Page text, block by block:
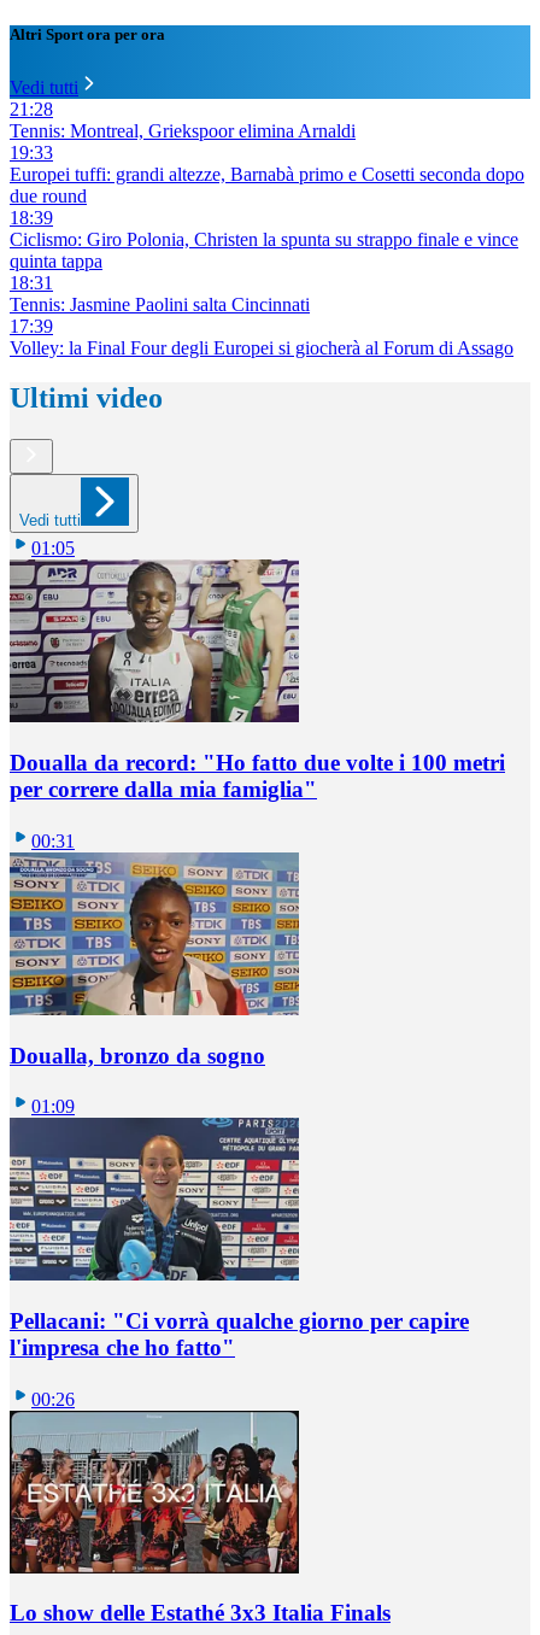
Altri Sport ora per ora
Vedi tutti
21:28
Tennis: Montreal, Griekspoor elimina Arnaldi
19:33
Europei tuffi: grandi altezze, Barnabà primo e Cosetti seconda dopo
due round
18:39
Ciclismo: Giro Polonia, Christen la spunta su strappo finale e vince
quinta tappa
18:31
Tennis: Jasmine Paolini salta Cincinnati
17:39
Volley: la Final Four degli Europei si giocherà al Forum di Assago
Ultimi video
Vedi tutti
01:05
Doualla da record: "Ho fatto due volte i 100 metri
per correre dalla mia famiglia"
00:31
Doualla, bronzo da sogno
01:09
Pellacani: "Ci vorrà qualche giorno per capire
l'impresa che ho fatto"
00:26
Lo show delle Estathé 3x3 Italia Finals